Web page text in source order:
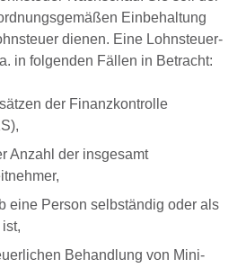
Einbehaltung
dienen. Eine Lohnsteuer-
in folgenden Fällen in Betracht:
der Finanzkontrolle
Anzahl der insgesamt
eine Person selbständig oder als
Behandlung von Mini-